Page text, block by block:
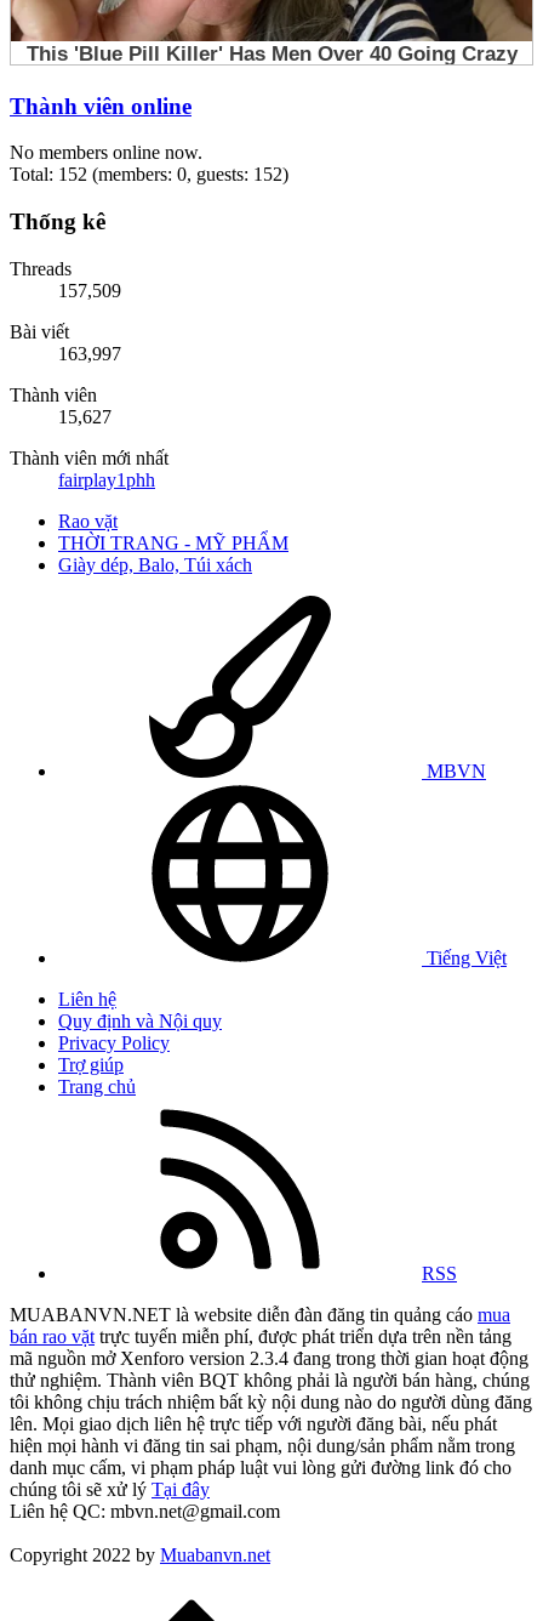
Thành viên online
No members online now.
Total: 152 (members: 0, guests: 152)
Thống kê
Threads
157,509
Bài viết
163,997
Thành viên
15,627
Thành viên mới nhất
fairplay1phh
Rao vặt
THỜI TRANG - MỸ PHẨM
Giày dép, Balo, Túi xách
MBVN
Tiếng Việt
Liên hệ
Quy định và Nội quy
Privacy Policy
Trợ giúp
Trang chủ
RSS
MUABANVN.NET là website diễn đàn đăng tin quảng cáo mua
bán rao vặt trực tuyến miễn phí, được phát triển dựa trên nền tảng
mã nguồn mở Xenforo version 2.3.4 đang trong thời gian hoạt động
thử nghiệm. Thành viên BQT không phải là người bán hàng, chúng
tôi không chịu trách nhiệm bất kỳ nội dung nào do người dùng đăng
lên. Mọi giao dịch liên hệ trực tiếp với người đăng bài, nếu phát
hiện mọi hành vi đăng tin sai phạm, nội dung/sản phẩm nằm trong
danh mục cấm, vi phạm pháp luật vui lòng gửi đường link đó cho
chúng tôi sẽ xử lý Tại đây
Liên hệ QC: mbvn.net@gmail.com
Copyright 2022 by Muabanvn.net